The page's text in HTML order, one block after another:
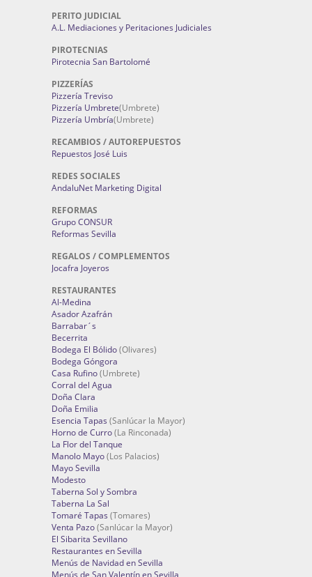
PERITO JUDICIAL
A.L. Mediaciones y Peritaciones Judiciales
PIROTECNIAS
Pirotecnia San Bartolomé
PIZZERÍAS
Pizzería Treviso
Pizzería Umbrete(Umbrete)
Pizzería Umbría(Umbrete)
RECAMBIOS / AUTOREPUESTOS
Repuestos José Luis
REDES SOCIALES
AndaluNet Marketing Digital
REFORMAS
Grupo CONSUR
Reformas Sevilla
REGALOS / COMPLEMENTOS
Jocafra Joyeros
RESTAURANTES
Al-Medina
Asador Azafrán
Barrabar´s
Becerrita
Bodega El Bólido(Olivares)
Bodega Góngora
Casa Rufino(Umbrete)
Corral del Agua
Doña Clara
Doña Emilia
Esencia Tapas (Sanlúcar la Mayor)
Horno de Curro(La Rinconada)
La Flor del Tanque
Manolo Mayo(Los Palacios)
Mayo Sevilla
Modesto
Taberna Sol y Sombra
Taberna La Sal
Tomaré Tapas (Tomares)
Venta Pazo(Sanlúcar la Mayor)
El Sibarita Sevillano
Restaurantes en Sevilla
Menús de Navidad en Sevilla
Menús de San Valentín en Sevilla